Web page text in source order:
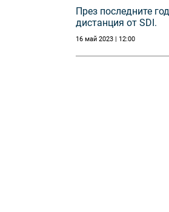
През последните
дистанция от SDI.
16 май 2023 | 12:00